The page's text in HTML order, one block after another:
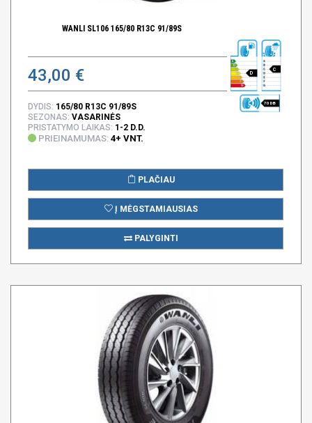
WANLI SL106 165/80 R13C 91/89S
43,00 € D
C
70 DB
DYDIS: 165/80 R13C 91/89S
SEZONAS: VASARINĖS
PRISTATYMO LAIKAS: 1-2 D.D.
PRIEINAMUMAS: 4+ VNT.
PLAČIAU
Į MĖGSTAMIAUSIAS
PALYGINTI